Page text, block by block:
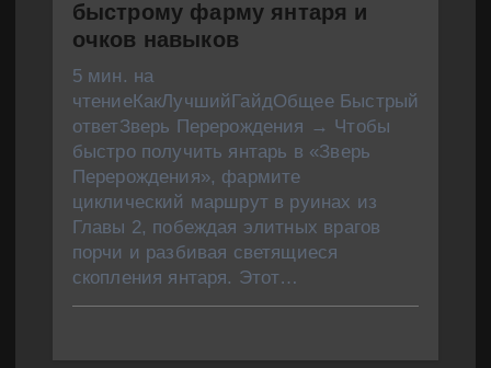
быстрому фарму янтаря и
очков навыков
5 мин. на
чтениеКакЛучшийГайдОбщее Быстрый
ответЗверь Перерождения → Чтобы
быстро получить янтарь в «Зверь
Перерождения», фармите
циклический маршрут в руинах из
Главы 2, побеждая элитных врагов
порчи и разбивая светящиеся
скопления янтаря. Этот…